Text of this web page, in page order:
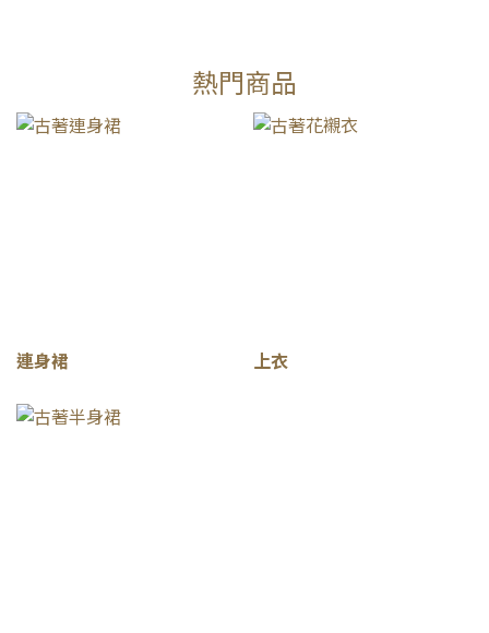
熱門商品
連身裙 上衣